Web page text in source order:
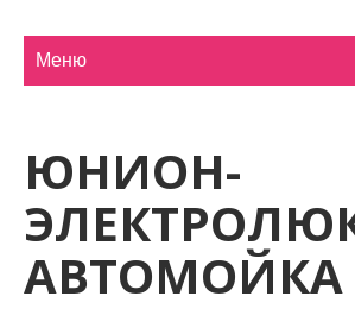
Меню
ЮНИОН-
АВТОМОЙКА